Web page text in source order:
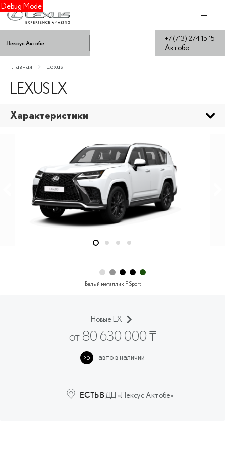
Debug Mode
Лексус Актобе
+7 (713) 274 15 15
Актобе
Главная Lexus
LEXUS LX
Характеристики
Белый металлик F Sport
Новые LX
от 80 630 000₸
>5 авто в наличии
ЕСТЬ ВДЦ «Лексус Актобе»